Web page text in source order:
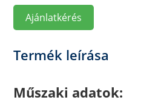
Ajánlatkérés
Termék leírása
Műszaki adatok: